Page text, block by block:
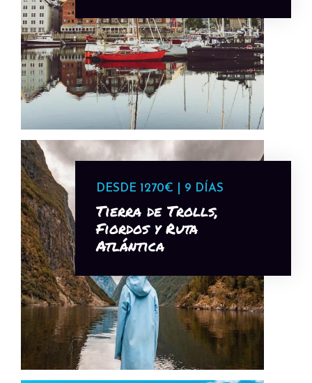
DESDE 1270€ | 9 DÍAS
Tierra de Trolls,
Fiordos y Ruta
Atlántica